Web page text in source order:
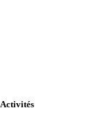
Activités